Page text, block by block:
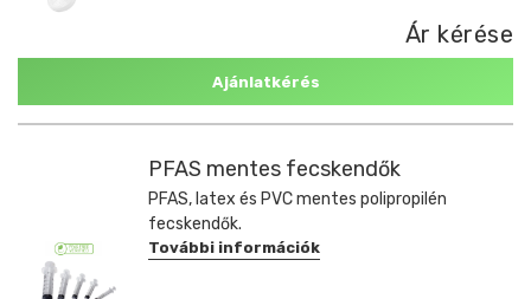
Ár kérése
Ajánlatkérés
PFAS mentes fecskendők
PFAS, latex és PVC mentes polipropilén
fecskendők.
További információk